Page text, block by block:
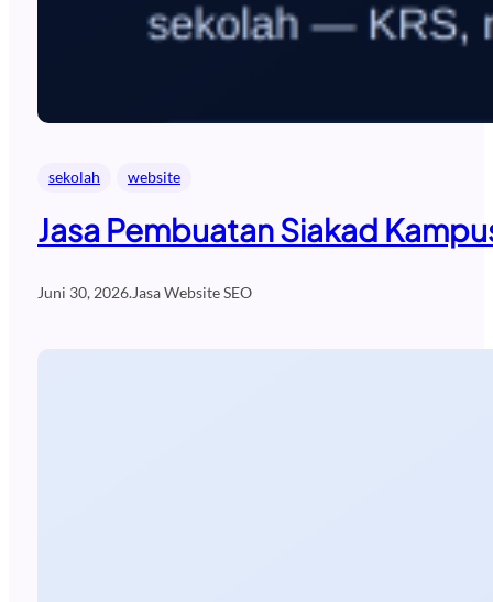
sekolah website
Jasa Pembuatan Siakad
Juni 30, 2026.Jasa Website SEO